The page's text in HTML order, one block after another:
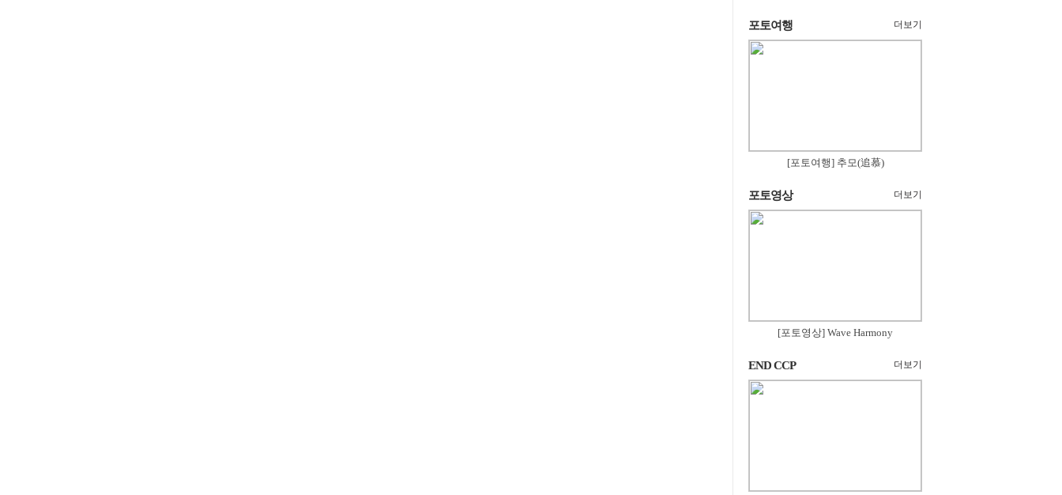
포토여행 더보기
[포토여행] 추모(追慕)
포토영상 더보기
[포토영상] Wave Harmony
END CCP 더보기